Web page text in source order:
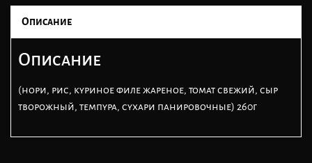
Описание
Описание
(нори, рис, куриное филе жареное, томат свежий, сыр
творожный, темпура, сухари панировочные) 260г